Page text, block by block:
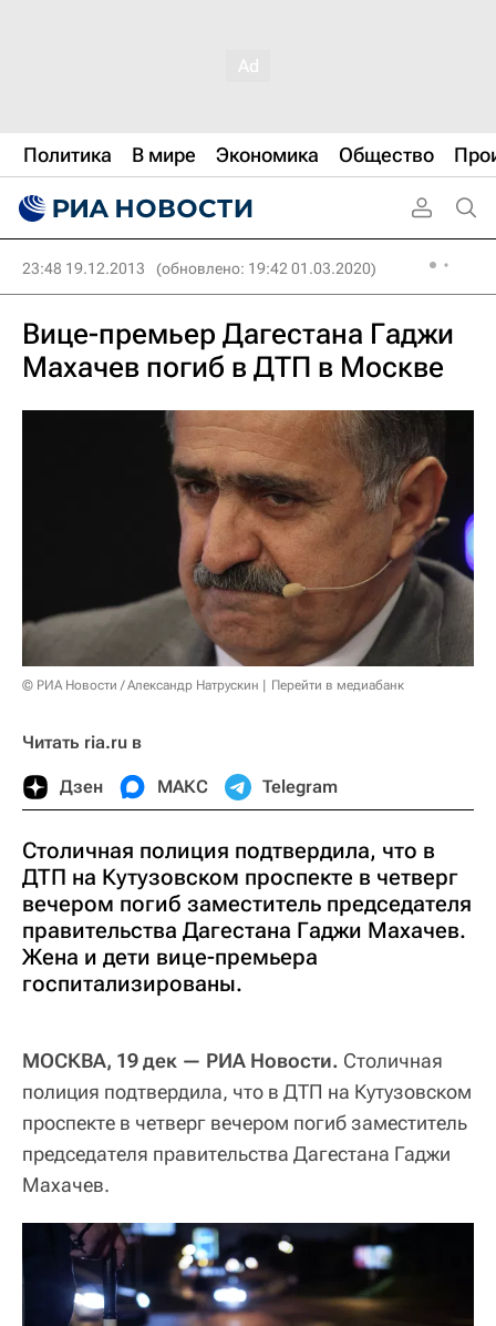
Политика В мире Экономика Общество
23:48 19.12.2013 (обновлено: 19:42 01.03.2020)
Вице-премьер Дагестана Гаджи
Махачев погиб в ДТП в Москве
© РИА Новости / Александр Натрускин Перейти в медиабанк
Читать ria.ru в
Дзен МАКС Telegram
Столичная полиция подтвердила, что в
ДТП на Кутузовском проспекте в четверг
вечером погиб заместитель председателя
правительства Дагестана Гаджи Махачев.
Жена и дети вице-премьера
госпитализированы.
МОСКВА, 19 дек — РИА Новости. Столичная
полиция подтвердила, что в ДТП на Кутузовском
проспекте в четверг вечером погиб заместитель
председателя правительства Дагестана Гаджи
Махачев.